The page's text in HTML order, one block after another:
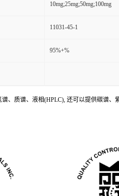
10mg;25mg;50mg;100mg
11031-45-1
95%+%
、质谱、液相(HPLC), 还可以提供碳谱